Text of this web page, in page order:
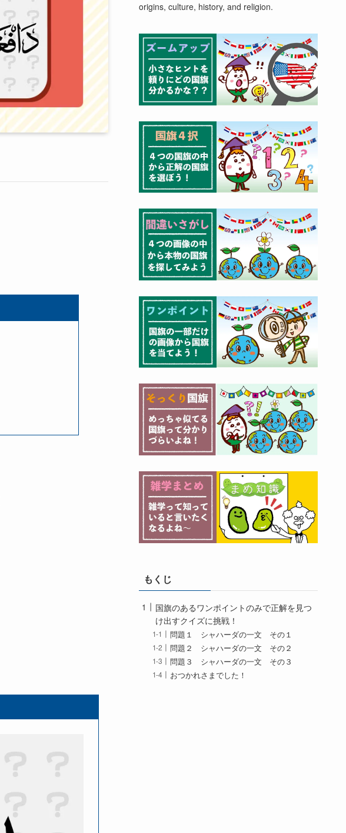
origins, culture, history, and religion.
もくじ
国旗のあるワンポイントのみで正解を見つ
け出すクイズに挑戦！
問題１ シャハーダの一文 その１
問題２ シャハーダの一文 その２
問題３ シャハーダの一文 その３
おつかれさまでした！